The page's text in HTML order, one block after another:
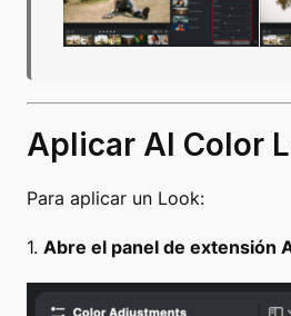
Aplicar AI Color
Para aplicar un Look:
1. Abre el panel de extensión